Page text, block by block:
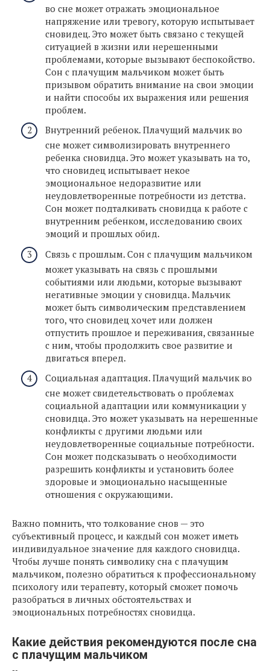
во сне может отражать эмоциональное
напряжение или тревогу, которую испытывает
сновидец. Это может быть связано с текущей
ситуацией в жизни или нерешенными
проблемами, которые вызывают беспокойство.
Сон с плачущим мальчиком может быть
призывом обратить внимание на свои эмоции
и найти способы их выражения или решения
проблем.
Внутренний ребенок. Плачущий мальчик во
сне может символизировать внутреннего
ребенка сновидца. Это может указывать на то,
что сновидец испытывает некое
эмоциональное недоразвитие или
неудовлетворенные потребности из детства.
Сон может подталкивать сновидца к работе с
внутренним ребенком, исследованию своих
эмоций и прошлых обид.
Связь с прошлым. Сон с плачущим мальчиком
может указывать на связь с прошлыми
событиями или людьми, которые вызывают
негативные эмоции у сновидца. Мальчик
может быть символическим представлением
того, что сновидец хочет или должен
отпустить прошлое и переживания, связанные
с ним, чтобы продолжить свое развитие и
двигаться вперед.
Социальная адаптация. Плачущий мальчик во
сне может свидетельствовать о проблемах
социальной адаптации или коммуникации у
сновидца. Это может указывать на нерешенные
конфликты с другими людьми или
неудовлетворенные социальные потребности.
Сон может подсказывать о необходимости
разрешить конфликты и установить более
здоровые и эмоционально насыщенные
отношения с окружающими.
Важно помнить, что толкование снов — это
субъективный процесс, и каждый сон может иметь
индивидуальное значение для каждого сновидца.
Чтобы лучше понять символику сна с плачущим
мальчиком, полезно обратиться к профессиональному
психологу или терапевту, который сможет помочь
разобраться в личных обстоятельствах и
эмоциональных потребностях сновидца.
Какие действия рекомендуются после сна
с плачущим мальчиком